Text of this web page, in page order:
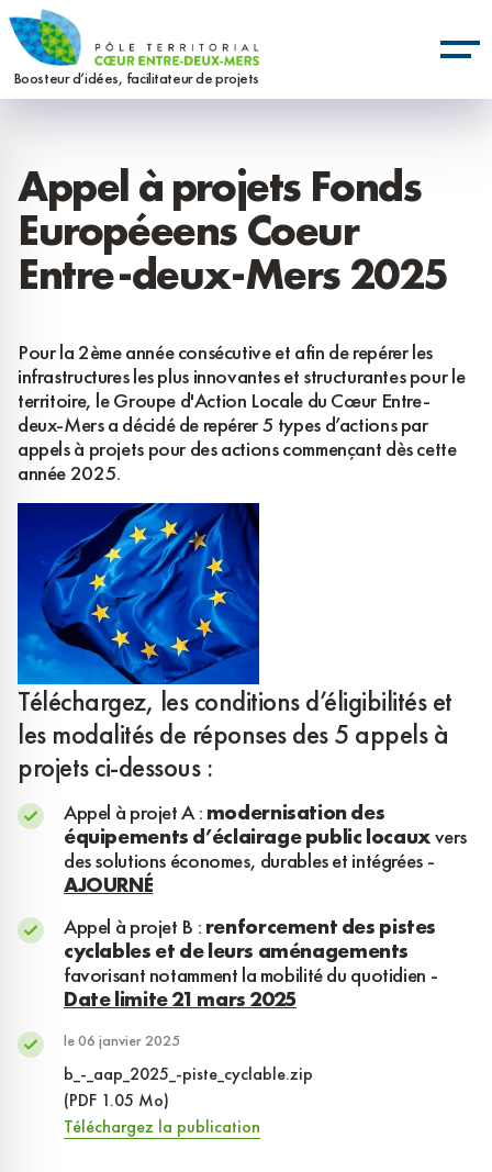
Aller
au
contenu
Boosteur d’idées, facilitateur de projets
Appel à projets Fonds
Européeens Coeur
Entre-deux-Mers 2025
Pour la 2ème année consécutive et afin de repérer les
infrastructures les plus innovantes et structurantes pour le
territoire, le Groupe d'Action Locale du Cœur Entre-
deux-Mers a décidé de repérer 5 types d’actions par
appels à projets pour des actions commençant dès cette
année 2025.
Téléchargez, les conditions d’éligibilités et
les modalités de réponses des 5 appels à
projets ci-dessous :
Appel à projet A : modernisation des
équipements d’éclairage public locauxvers
des solutions économes, durables et intégrées -
AJOURNÉ
Appel à projet B : renforcement des pistes
cyclables et de leurs aménagements
favorisant notamment la mobilité du quotidien -
Date limite 21 mars 2025
le 06 janvier 2025
b_-_aap_2025_-piste_cyclable.zip
(PDF 1.05 Mo)
Téléchargez la publication
Panneau de gestion des cookies